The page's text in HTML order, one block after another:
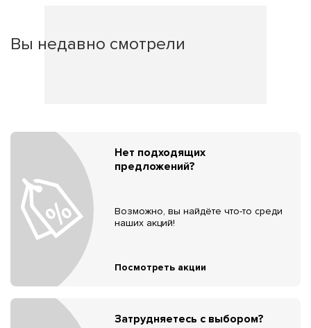
Вы недавно смотрели
Нет подходящих
предложений?
Возможно, вы найдёте что-то среди
наших акций!
Посмотреть акции
Затрудняетесь с выбором?